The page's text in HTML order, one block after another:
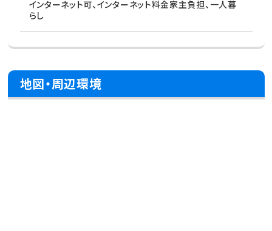
インターネット可、インターネット料金家主負担、一人暮
らし
地図・周辺環境